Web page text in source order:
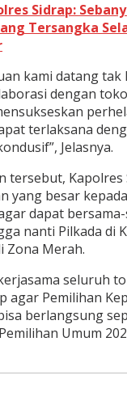
Sidrap:
Tersangka
kami datang
dengan
terlaksana
Jelasnya.
tersebut, Kapolres
yang besar
dapat
nanti Pilkada di
Zona Merah.
seluruh
agar Pemilihan
berlangsung
Umum